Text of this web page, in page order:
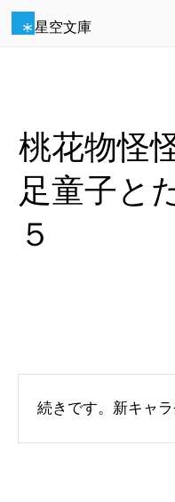
星空文庫
桃花物怪
足童子と
５
続きです。新キャラ